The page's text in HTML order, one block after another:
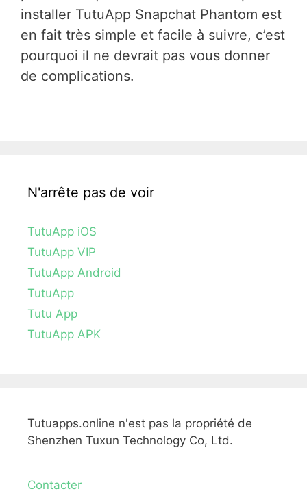
installer TutuApp Snapchat Phantom est
en fait très simple et facile à suivre, c’est
pourquoi il ne devrait pas vous donner
de complications.
N'arrête pas de voir
TutuApp iOS
TutuApp VIP
TutuApp Android
TutuApp
Tutu App
TutuApp APK
Tutuapps.online n'est pas la propriété de
Shenzhen Tuxun Technology Co, Ltd.
Contacter